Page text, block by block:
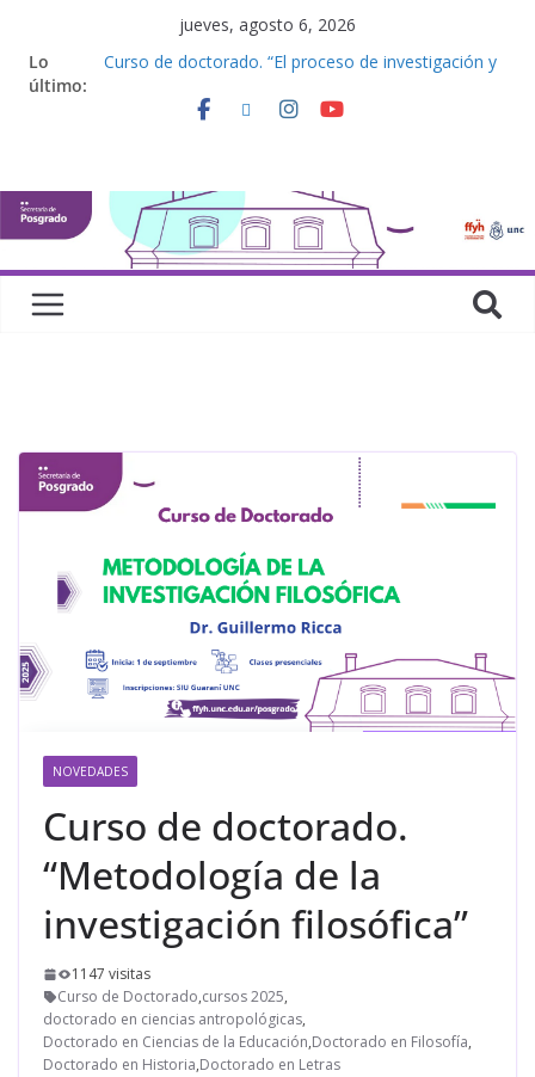
jueves, agosto 6, 2026
Lo
último:
Curso de doctorado. “El proceso de investigación y
Curso de posgrado. Inglés. “Nivel 1”
Curso de doctorado. “Lógicas no clásicas desde
una perspectiva algebraica”
NOVEDADES
Curso de doctorado.
“Metodología de la
investigación filosófica”
1147 visitas
Curso de Doctorado,cursos 2025,
doctorado en ciencias antropológicas,
Doctorado en Ciencias de la Educación,Doctorado en Filosofía,
Doctorado en Historia,Doctorado en Letras